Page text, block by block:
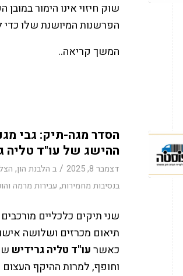
שוק חיזוי אינו הימור
הפרשנות המיושנת שלו כדי
המשך קריאה..
ההישג של עו"ד טליה
דצמבר 8, 2025 / ב הלבנת הון,
בנסיבות מחמירות, עבירות מרמה
שני תיקים כלכליים
תיאום מכרזים ושלושה
כאשרעו"ד טליה גרידיש
וחופף, למרות ההיקף